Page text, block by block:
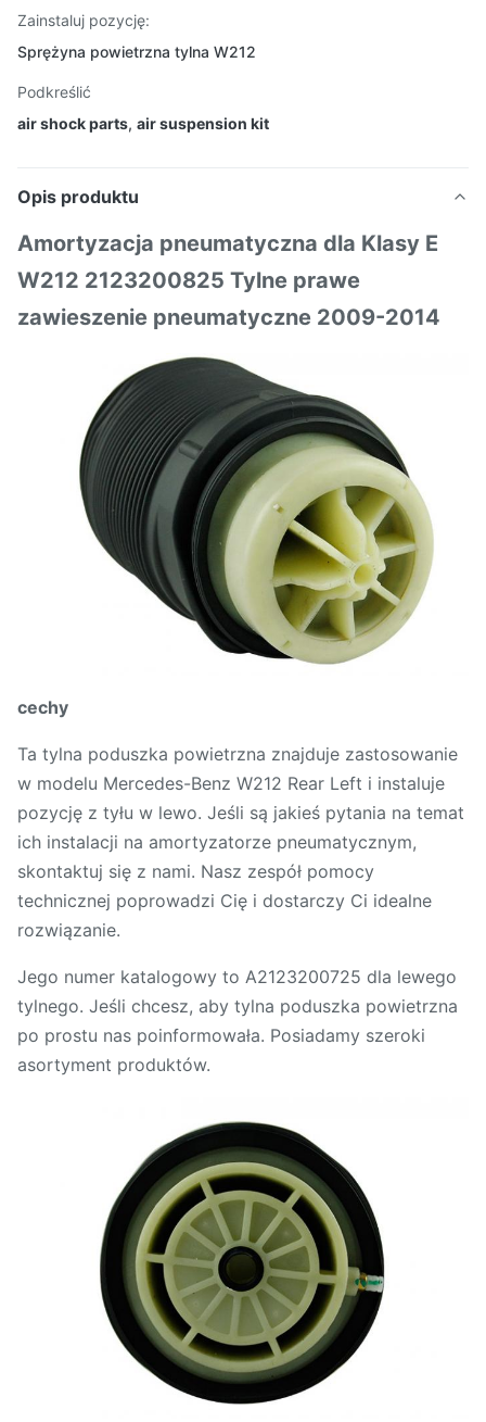
Zainstaluj pozycję:
Sprężyna powietrzna tylna W212
Podkreślić
air shock parts, air suspension kit
Opis produktu
Amortyzacja pneumatyczna dla Klasy E
W212 2123200825 Tylne prawe
zawieszenie pneumatyczne 2009-2014
cechy
Ta tylna poduszka powietrzna znajduje zastosowanie
w modelu Mercedes-Benz W212 Rear Left i instaluje
pozycję z tyłu w lewo. Jeśli są jakieś pytania na temat
ich instalacji na amortyzatorze pneumatycznym,
skontaktuj się z nami. Nasz zespół pomocy
technicznej poprowadzi Cię i dostarczy Ci idealne
rozwiązanie.
Jego numer katalogowy to A2123200725 dla lewego
tylnego. Jeśli chcesz, aby tylna poduszka powietrzna
po prostu nas poinformowała. Posiadamy szeroki
asortyment produktów.